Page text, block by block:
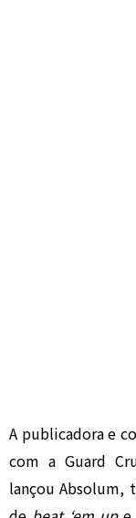
A publicadora e
com a Guard
lançou Absolum,